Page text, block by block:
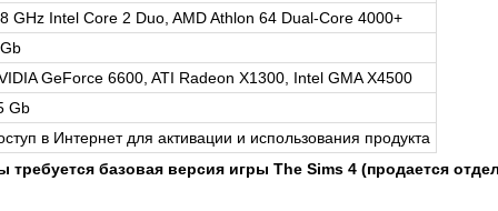
GHz Intel Core 2 Duo, AMD Athlon 64 Dual-Core 4000+
GeForce 6600, ATI Radeon X1300, Intel GMA X4500
Gb
в Интернет для активации и использования продукта
требуется базовая версия игры The Sims 4 (продается